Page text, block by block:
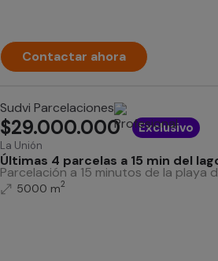
Contactar ahora
Sudvi Parcelaciones
La Unión
Últimas 4 parcelas a 15 min del
Parcelación a 15 minutos de la playa
$29.000.000 Exclusivo
5000 m2